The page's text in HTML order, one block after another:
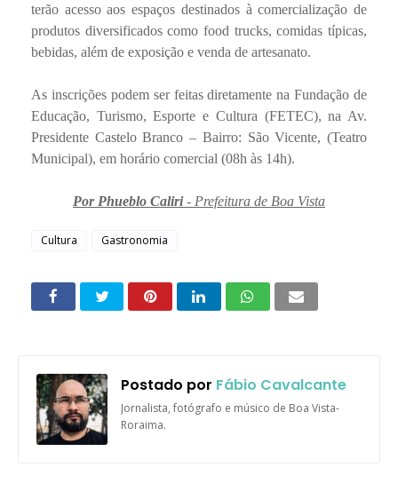
terão acesso aos espaços destinados à comercialização de
produtos diversificados como food trucks, comidas típicas,
bebidas, além de exposição e venda de artesanato.
As inscrições podem ser feitas diretamente na Fundação de
Educação, Turismo, Esporte e Cultura (FETEC), na Av.
Presidente Castelo Branco – Bairro: São Vicente, (Teatro
Municipal), em horário comercial (08h às 14h).
Por Phueblo Caliri- Prefeitura de Boa Vista
Cultura Gastronomia
Postado por Fábio Cavalcante
Jornalista, fotógrafo e músico de Boa Vista-
Roraima.